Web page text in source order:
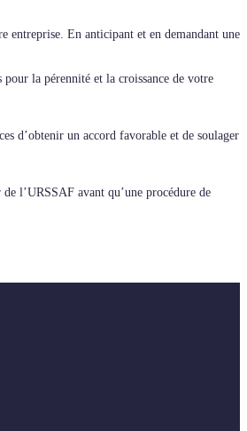
entreprise. En anticipant et en demandant une
pour la pérennité et la croissance de votre
d’obtenir un accord favorable et de soulager
l’URSSAF avant qu’une procédure de